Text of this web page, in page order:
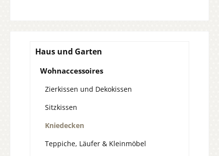
Haus und Garten
Wohnaccessoires
Zierkissen und Dekokissen
Sitzkissen
Kniedecken
Teppiche, Läufer & Kleinmöbel